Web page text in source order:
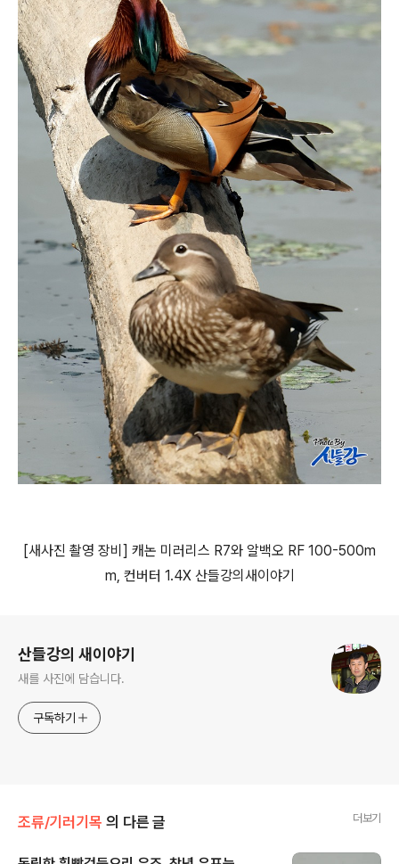
[새사진 촬영 장비 ] 캐논 미러리스 R7와 알백오 RF 100-500m
m, 컨버터 1.4X 산들강의새이야기
산들강의 새이야기
새를 사진에 담습니다.
구독하기
조류/기러기목 의 다른 글 더보기